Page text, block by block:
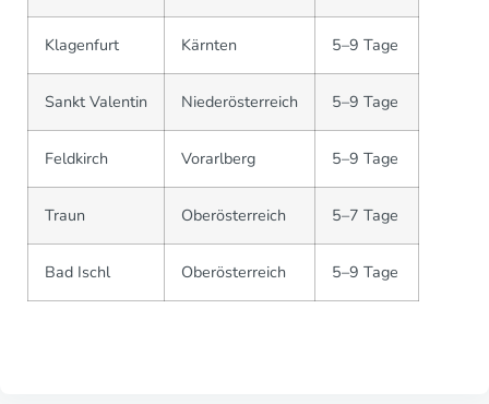
Klagenfurt Kärnten 5–9 Tage
Sankt Valentin Niederösterreich 5–9 Tage
Feldkirch Vorarlberg 5–9 Tage
Traun Oberösterreich 5–7 Tage
Bad Ischl Oberösterreich 5–9 Tage